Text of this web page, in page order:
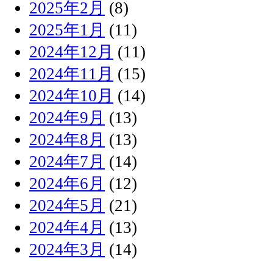
2025年2月 (8)
2025年1月 (11)
2024年12月 (11)
2024年11月 (15)
2024年10月 (14)
2024年9月 (13)
2024年8月 (13)
2024年7月 (14)
2024年6月 (12)
2024年5月 (21)
2024年4月 (13)
2024年3月 (14)